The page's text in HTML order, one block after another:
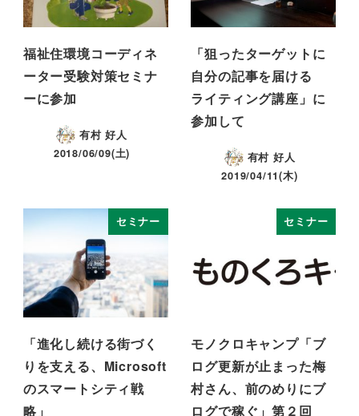
福祉住環境コーディネ
ーター受験対策セミナ
ーに参加
有村 好人
2018/06/09(土)
「狙ったターゲットに
自分の記事を届ける
ライティング講座」に
参加して
有村 好人
2019/04/11(木)
セミナー
「進化し続ける街づく
りを支える、Microsoft
のスマートシティ戦
略」
セミナー
モノクロキャンプ「ブ
ログ更新が止まった梅
村さん、前のめりにブ
ログで稼ぐ」第２回